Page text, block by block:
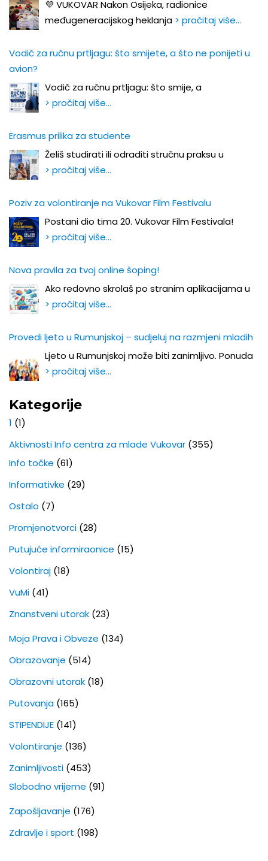
💜 VUKOVAR Nakon Osijeka, radionice
međugeneracijskog heklanja > pročitaj više…
Vodič za ručnu prtljagu: što smijete, a što ne ponijeti u
avion?
Vodič za ručnu prtljagu: što smije, a
> pročitaj više…
Erasmus prilika za studente
Želiš studirati ili odraditi stručnu praksu u
> pročitaj više…
Poziv za volontiranje na Vukovar Film Festivalu
Postani dio tima 20. Vukovar Film Festivala!
> pročitaj više…
Nova pravila za tvoj online šoping!
Ako redovno skrolaš po stranim aplikacijama u
> pročitaj više…
Provedi ljeto u Rumunjskoj – sudjeluj na razmjeni mladih
Ljeto u Rumunjskoj može biti zanimljivo. Ponuda
> pročitaj više…
Kategorije
1 (1)
Aktivnosti Info centra za mlade Vukovar (355)
Info točke (61)
Informativke (29)
Ostalo (7)
Promjenotvorci (28)
Putujuće informiraonice (15)
Volontiraj (18)
VuMi (41)
Znanstveni utorak (23)
Moja Prava i Obveze (134)
Obrazovanje (514)
Obrazovni utorak (18)
Putovanja (165)
STIPENDIJE (141)
Volontiranje (136)
Zanimljivosti (453)
Slobodno vrijeme (91)
Zapošljavanje (176)
Zdravlje i sport (198)